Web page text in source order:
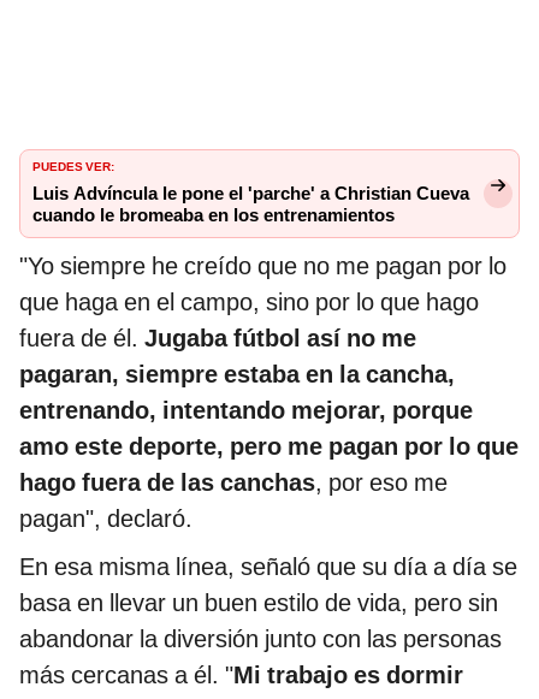
PUEDES VER:
Luis Advíncula le pone el 'parche' a Christian Cueva
cuando le bromeaba en los entrenamientos
"Yo siempre he creído que no me pagan por lo
que haga en el campo, sino por lo que hago
fuera de él. Jugaba fútbol así no me
pagaran, siempre estaba en la cancha,
entrenando, intentando mejorar, porque
amo este deporte, pero me pagan por lo que
hago fuera de las canchas, por eso me
pagan", declaró.
En esa misma línea, señaló que su día a día se
basa en llevar un buen estilo de vida, pero sin
abandonar la diversión junto con las personas
más cercanas a él. "Mi trabajo es dormir